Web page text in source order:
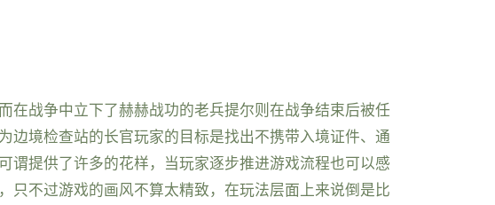
在战争中立下了赫赫战功的老兵提尔则在战争结束后被任
边境检查站的长官玩家的目标是找出不携带入境证件、通
谓提供了许多的花样，当玩家逐步推进游戏流程也可以感
只不过游戏的画风不算太精致，在玩法层面上来说倒是比